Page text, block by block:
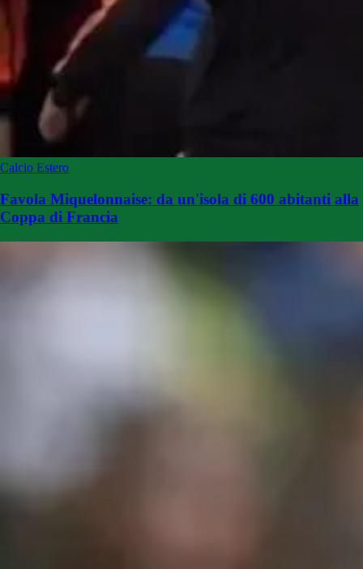
Calcio Estero
Favola Miquelonnaise: da un'isola di 600 abitanti alla
Coppa di Francia